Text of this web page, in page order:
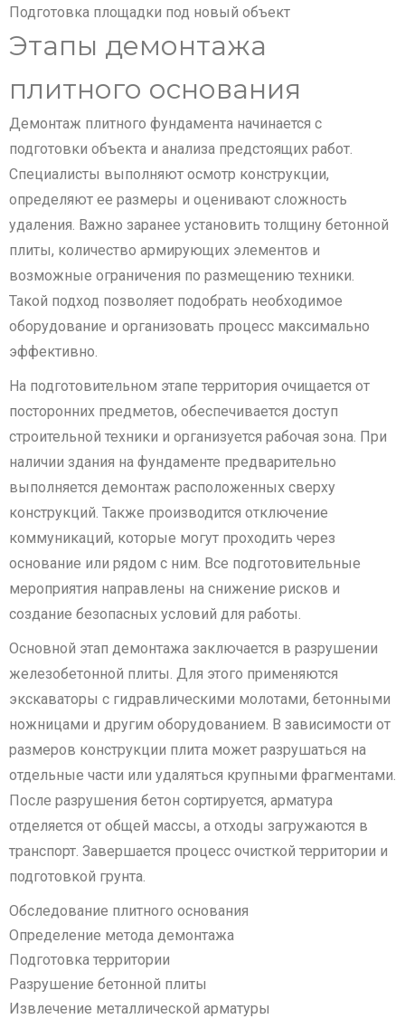
Подготовка площадки под новый объект
Этапы демонтажа
плитного основания
Демонтаж плитного фундамента начинается с
подготовки объекта и анализа предстоящих работ.
Специалисты выполняют осмотр конструкции,
определяют ее размеры и оценивают сложность
удаления. Важно заранее установить толщину бетонной
плиты, количество армирующих элементов и
возможные ограничения по размещению техники.
Такой подход позволяет подобрать необходимое
оборудование и организовать процесс максимально
эффективно.
На подготовительном этапе территория очищается от
посторонних предметов, обеспечивается доступ
строительной техники и организуется рабочая зона. При
наличии здания на фундаменте предварительно
выполняется демонтаж расположенных сверху
конструкций. Также производится отключение
коммуникаций, которые могут проходить через
основание или рядом с ним. Все подготовительные
мероприятия направлены на снижение рисков и
создание безопасных условий для работы.
Основной этап демонтажа заключается в разрушении
железобетонной плиты. Для этого применяются
экскаваторы с гидравлическими молотами, бетонными
ножницами и другим оборудованием. В зависимости от
размеров конструкции плита может разрушаться на
отдельные части или удаляться крупными фрагментами.
После разрушения бетон сортируется, арматура
отделяется от общей массы, а отходы загружаются в
транспорт. Завершается процесс очисткой территории и
подготовкой грунта.
Обследование плитного основания
Определение метода демонтажа
Подготовка территории
Разрушение бетонной плиты
Извлечение металлической арматуры